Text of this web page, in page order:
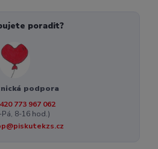
poradit?
podpora
773 967 062
8-16 hod.)